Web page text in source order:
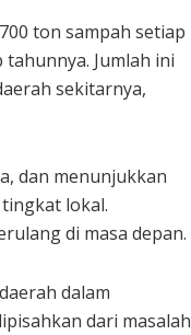
ton sampah setiap
Jumlah ini
sekitarnya,
dan menunjukkan
lokal.
di masa depan.
dalam
dari masalah